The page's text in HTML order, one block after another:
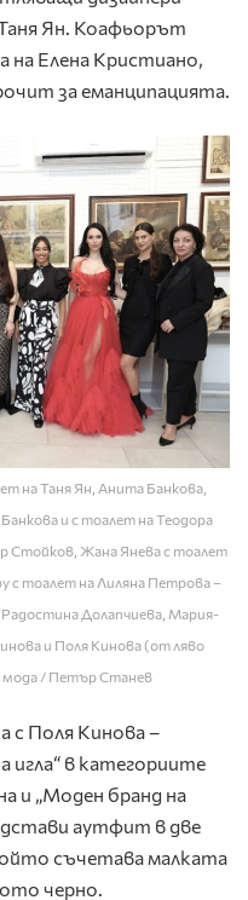
Ян. Коафьорът
на Елена Кристиано,
за еманципацията.
на Таня Ян, Анита Банкова,
и с тоалет на Теодора
Стойков, Жана Янева с тоалет
с тоалет на Лиляна Петрова –
Долапчиева, Мария-
и Поля Кинова (от ляво
мода / Петър Станев
с Поля Кинова –
игла“ в категориите
и „Моден бранд на
аутфит в две
съчетава малката
черно.